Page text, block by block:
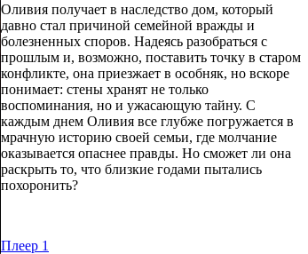
Оливия получает в наследство дом, который
давно стал причиной семейной вражды и
болезненных споров. Надеясь разобраться с
прошлым и, возможно, поставить точку в старом
конфликте, она приезжает в особняк, но вскоре
понимает: стены хранят не только
воспоминания, но и ужасающую тайну. С
каждым днем Оливия все глубже погружается в
мрачную историю своей семьи, где молчание
оказывается опаснее правды. Но сможет ли она
раскрыть то, что близкие годами пытались
похоронить?
Плеер 1